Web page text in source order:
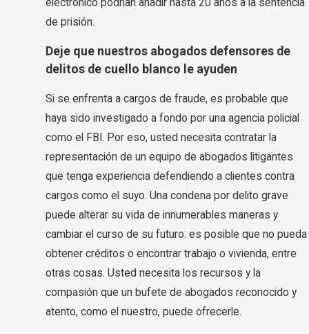
electrónico podrían añadir hasta 20 años a la sentencia
de prisión.
Deje que nuestros abogados defensores de
delitos de cuello blanco le ayuden
Si se enfrenta a cargos de fraude, es probable que
haya sido investigado a fondo por una agencia policial
como el FBI. Por eso, usted necesita contratar la
representación de un equipo de abogados litigantes
que tenga experiencia defendiendo a clientes contra
cargos como el suyo. Una condena por delito grave
puede alterar su vida de innumerables maneras y
cambiar el curso de su futuro: es posible que no pueda
obtener créditos o encontrar trabajo o vivienda, entre
otras cosas. Usted necesita los recursos y la
compasión que un bufete de abogados reconocido y
atento, como el nuestro, puede ofrecerle.